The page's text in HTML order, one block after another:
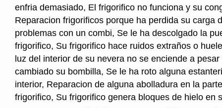
enfria demasiado, El frigorifico no funciona y su
Reparacion frigorificos porque ha perdida su carga
problemas con un combi, Se le ha descolgado la
frigorifico, Su frigorifico hace ruidos extraños o
luz del interior de su nevera no se enciende a
cambiado su bombilla, Se le ha roto alguna
interior, Reparacion de alguna abolladura en la
frigorifico, Su frigorifico genera bloques de hielo en